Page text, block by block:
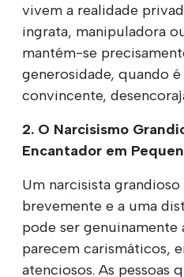
vivem a realidade
ingrata, manipuladora
mantém-se
generosidade, quando
convincente,
2. O Narcisismo
Encantador em
Um narcisista
brevemente e a uma
pode ser genuinamente
parecem carismáticos,
atenciosos. As pessoas